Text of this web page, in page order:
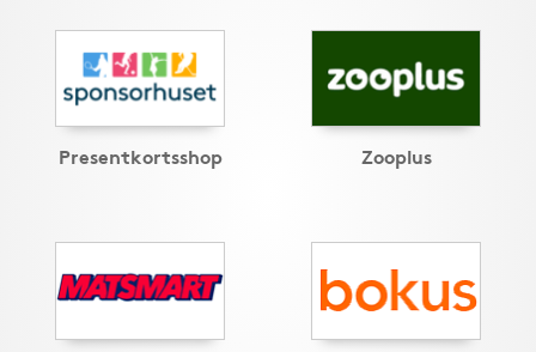
Presentkortsshop Zooplus